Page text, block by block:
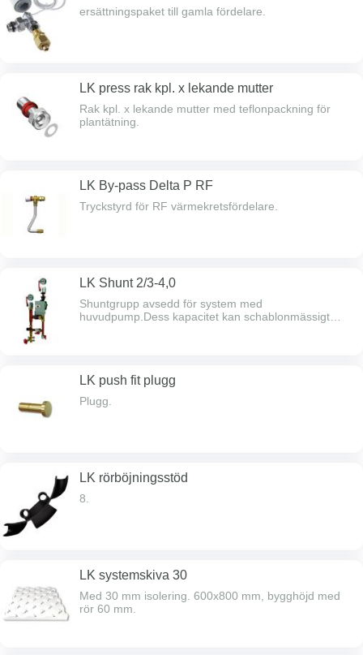
ersättningspaket till gamla fördelare.
LK press rak kpl. x lekande mutter
Rak kpl. x lekande mutter med teflonpackning för
plantätning.
LK By-pass Delta P RF
Tryckstyrd för RF värmekretsfördelare.
LK Shunt 2/3-4,0
Shuntgrupp avsedd för system med
huvudpump.Dess kapacitet kan schablonmässigt
kompletteras med LK Styr v.3 (RSK 241 73 25).
LK push fit plugg
Plugg.
LK rörböjningsstöd
8.
LK systemskiva 30
Med 30 mm isolering. 600x800 mm, bygghöjd med
rör 60 mm.